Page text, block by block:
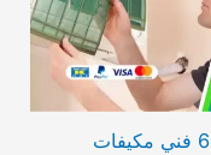
فني تصليح تكييف الضباعية 60615556 فني مكيفات